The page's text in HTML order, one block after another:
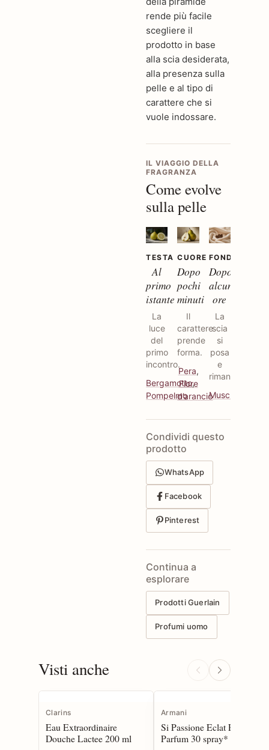
rende più facile
scegliere il
prodotto in base
alla scia desiderata,
alla presenza sulla
pelle e al tipo di
carattere che si
vuole indossare.
IL VIAGGIO DELLA
FRAGRANZA
Come evolve
sulla pelle
TESTA
Al
primo
istante
La
luce
del
primo
incontro.
Bergamotto,
Pompelmo
CUORE
Dopo
pochi
minuti
Il
carattere
prende
forma.
Pera,
Fiore
d’arancio
FONDO
Dopo
alcune
ore
La
scia
si
posa
e
rimane.
Muschiato
Condividi questo
prodotto
WhatsApp
Facebook
Pinterest
Continua a
esplorare
Prodotti Guerlain
Profumi uomo
Visti anche
Clarins
Eau Extraordinaire
Douche Lactee 200 ml
Armani
Si Passione Eclat Eau de
Parfum 30 spray*